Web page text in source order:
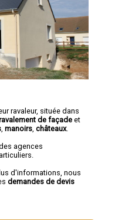
ravaleur, située dans
de façade et
manoirs châteaux.
agences
d'informations, nous
demandes de devis